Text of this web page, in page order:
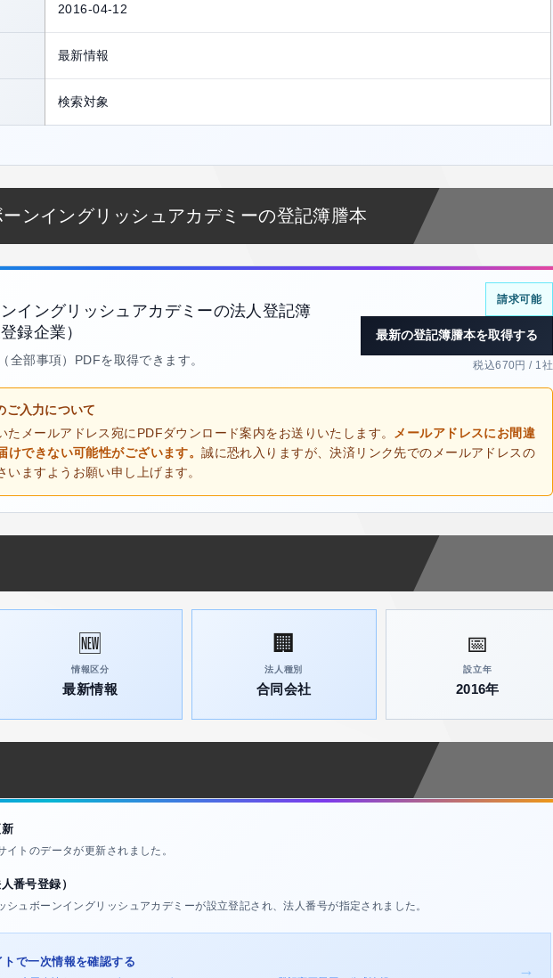
2016-04-12
最新情報
検索対象
ンイングリッシュアカデミーの登記簿謄本
イングリッシュアカデミーの法人登記簿
録企業）
部事項）PDFを取得できます。
請求可能
最新の登記簿謄本を取得する
税込670円 / 1社
ご入力について
たメールアドレス宛にPDFダウンロード案内をお送りいたします。 メールアドレスにお間違
けできない可能性がございます。誠に恐れ入りますが、決済リンク先でのメールアドレスの
いますようお願い申し上げます。
🆕
情報区分
最新情報
🏢
法人種別
合同会社
📅
設立年
2016年
イトのデータが更新されました。
番号登録）
シュボーンイングリッシュアカデミーが設立登記され、法人番号が指定されました。
で一次情報を確認する →